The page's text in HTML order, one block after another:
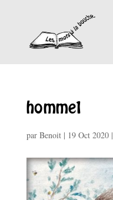
homme1
par Benoit| 19 Oct 2020|